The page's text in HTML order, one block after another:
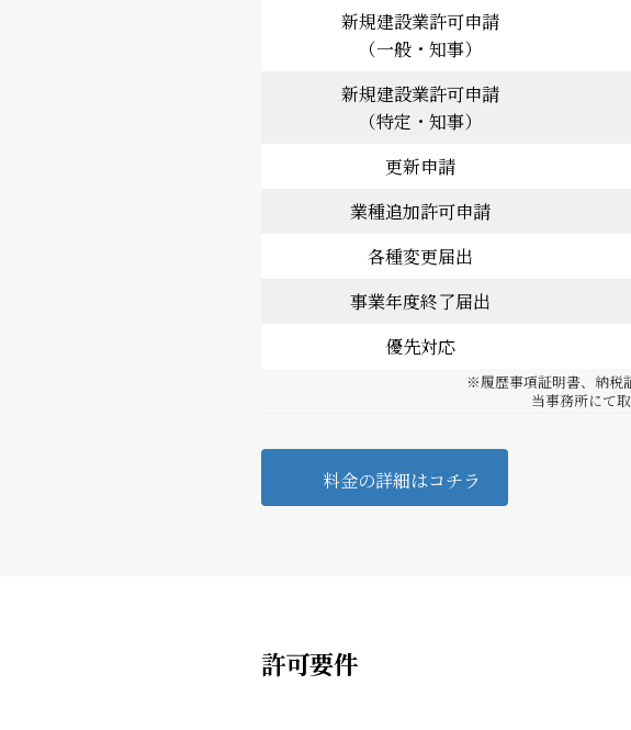
新規建設業許可申請
（一般・知事）
新規建設業許可申請
（特定・知事）
更新申請
業種追加許可申請
各種変更届出
事業年度終了届出
優先対応
※履歴事項証明書、納税
当事務所にて
料金の詳細はコチラ
許可要件